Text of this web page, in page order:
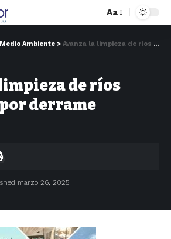
Aa
Medio Ambiente > Avanza la limpieza de ríos afectados por derrame petrolero
de ríos
derrame
marzo 26, 2025